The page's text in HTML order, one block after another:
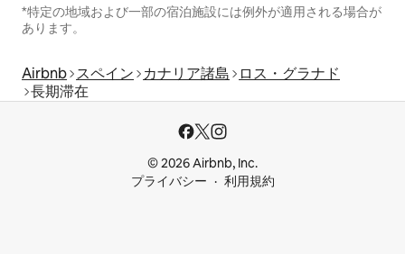
*特定の地域および一部の宿泊施設には例外が適用される場合が
あります。
Airbnb スペイン カナリア諸島
ロス・グラナド
長期滞在
© 2026 Airbnb, Inc.
プライバシー
利用規約